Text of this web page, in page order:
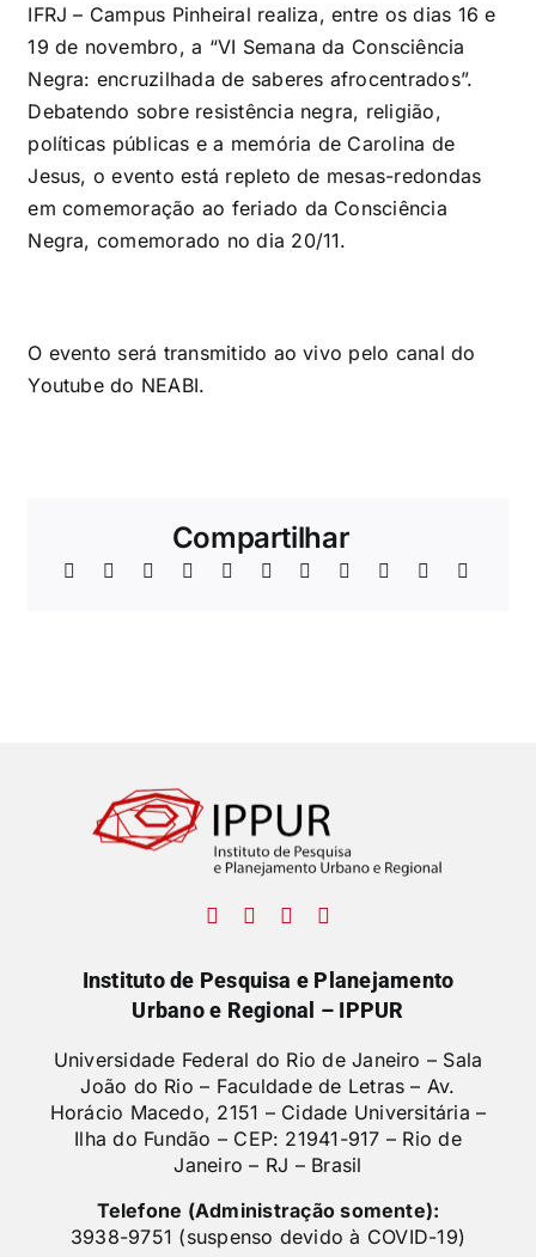
IFRJ – Campus Pinheiral realiza, entre os dias 16 e
19 de novembro, a “VI Semana da Consciência
Negra: encruzilhada de saberes afrocentrados”.
Debatendo sobre resistência negra, religião,
políticas públicas e a memória de Carolina de
Jesus, o evento está repleto de mesas-redondas
em comemoração ao feriado da Consciência
Negra, comemorado no dia 20/11.
O evento será transmitido ao vivo pelo canal do
Youtube do NEABI.
Compartilhar
Instituto de Pesquisa e Planejamento
Urbano e Regional – IPPUR
Universidade Federal do Rio de Janeiro – Sala
João do Rio – Faculdade de Letras – Av.
Horácio Macedo, 2151 – Cidade Universitária –
Ilha do Fundão – CEP: 21941-917 – Rio de
Janeiro – RJ – Brasil
Telefone (Administração somente):
3938-9751 (suspenso devido à COVID-19)